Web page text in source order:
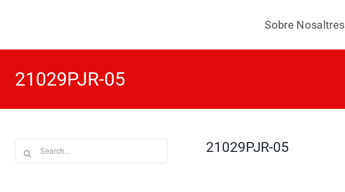
Sobre Nosaltres
21029PJR-05
21029PJR-05
Search
for: